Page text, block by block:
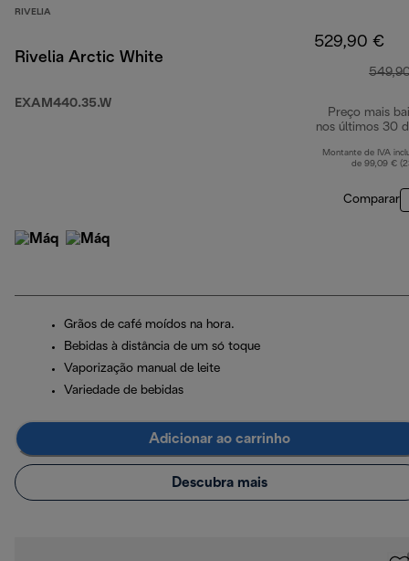
RIVELIA
Rivelia Arctic White
EXAM440.35.W
529,90 €
Preço mais
nos últimos 30
Montante de IVA
de 99,09 €
Comparar
Grãos de café moídos na hora.
Bebidas à distância de um só toque
Vaporização manual de leite
Variedade de bebidas
Adicionar ao carrinho
Descubra mais